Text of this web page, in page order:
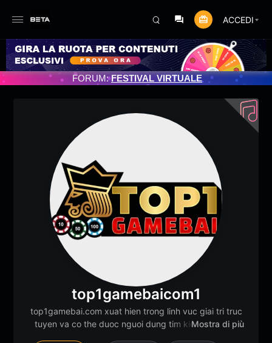
ACCEDI
PROGRAMMATO 3/07/2025
FORUM:FESTIVAL VIRTUALE
top1gamebaicom1
top1gamebai.com xuat hien trong linh vuc giai tri truc
tuyen va co the duoc nguoi dung tim kiem de tham
Mostra di più